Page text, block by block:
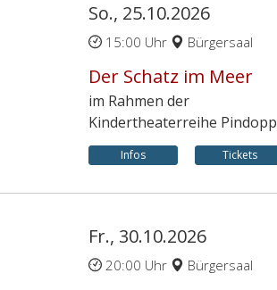
So., 25.10.2026
15:00 Uhr Bürgersaal
Der Schatz im Meer
im Rahmen der
Kindertheaterreihe Pindopp
Infos Tickets
Fr., 30.10.2026
20:00 Uhr Bürgersaal